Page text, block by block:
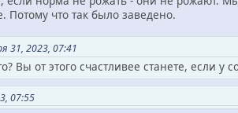
что так было заведено.
31, 2023, 07:41
Вы от этого счастливее станете, если у
07:55